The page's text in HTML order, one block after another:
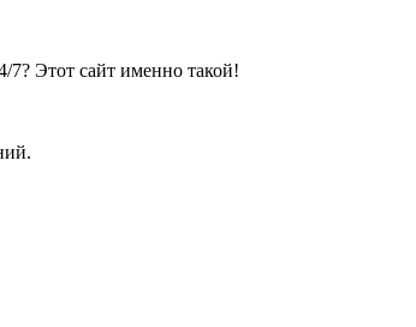
7? Этот сайт именно такой!